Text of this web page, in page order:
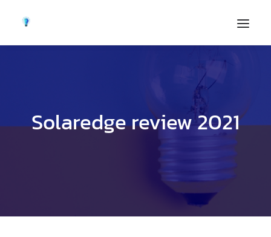
Solaredge review 2021